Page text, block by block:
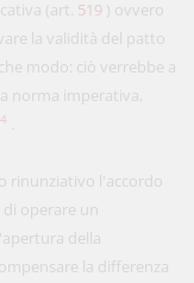
(art. 519 ) ovvero
la validità del patto
modo: ciò verrebbe a
norma imperativa,
rinunziativo l'accordo
operare un
della
la differenza